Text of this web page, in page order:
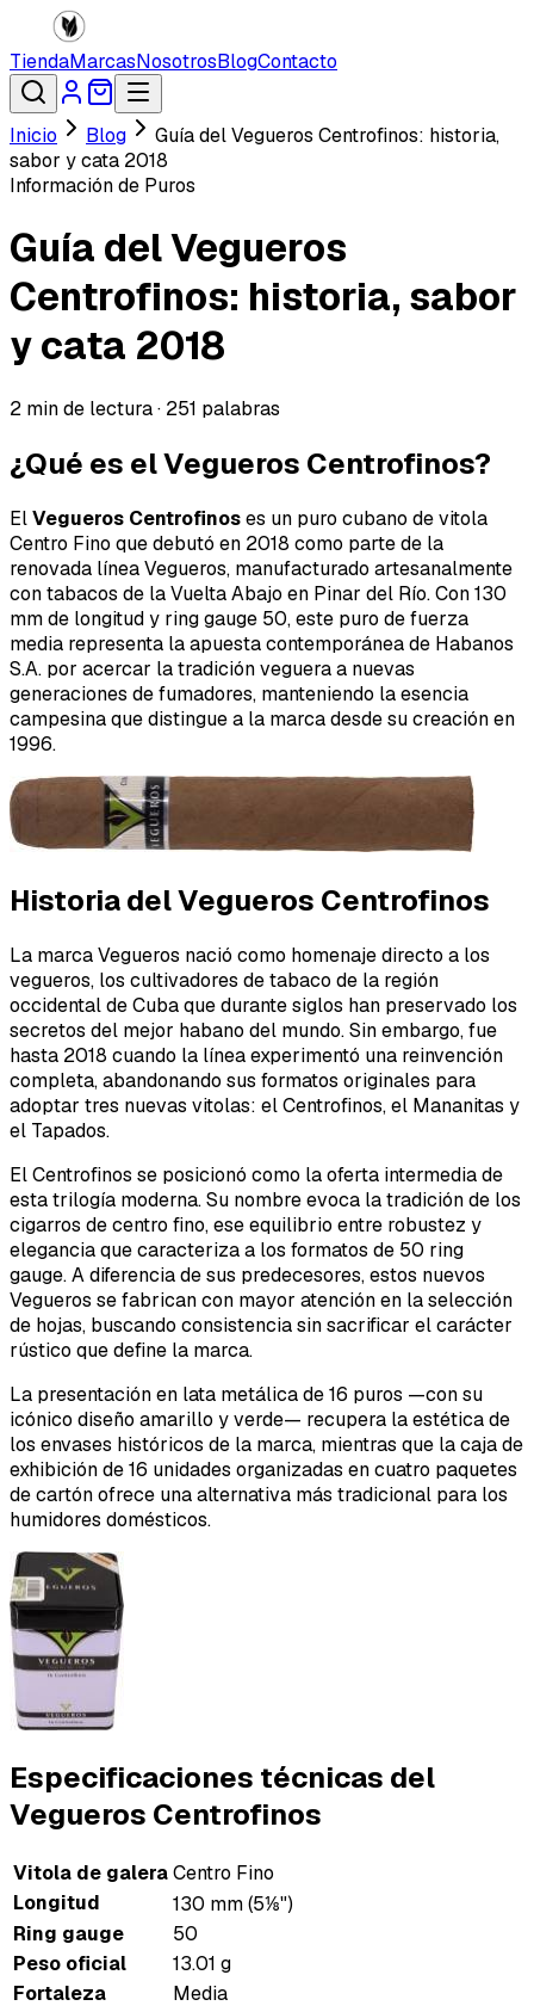
TiendaMarcasNosotrosBlogContacto
Inicio Blog
Guía del Vegueros Centrofinos: historia,
sabor y cata 2018
Información de Puros
Guía del Vegueros
Centrofinos: historia, sabor
y cata 2018
2 min de lectura · 251 palabras
¿Qué es el Vegueros Centrofinos?
ElVegueros Centrofinoses un puro cubano de vitola
Centro Fino que debutó en 2018 como parte de la
renovada línea Vegueros, manufacturado artesanalmente
con tabacos de la Vuelta Abajo en Pinar del Río. Con 130
mm de longitud y ring gauge 50, este puro de fuerza
media representa la apuesta contemporánea de Habanos
S.A. por acercar la tradición veguera a nuevas
generaciones de fumadores, manteniendo la esencia
campesina que distingue a la marca desde su creación en
1996.
Historia del Vegueros Centrofinos
La marca Vegueros nació como homenaje directo a los
vegueros, los cultivadores de tabaco de la región
occidental de Cuba que durante siglos han preservado los
secretos del mejor habano del mundo. Sin embargo, fue
hasta 2018 cuando la línea experimentó una reinvención
completa, abandonando sus formatos originales para
adoptar tres nuevas vitolas: el Centrofinos, el Mananitas y
el Tapados.
El Centrofinos se posicionó como la oferta intermedia de
esta trilogía moderna. Su nombre evoca la tradición de los
cigarros de centro fino, ese equilibrio entre robustez y
elegancia que caracteriza a los formatos de 50 ring
gauge. A diferencia de sus predecesores, estos nuevos
Vegueros se fabrican con mayor atención en la selección
de hojas, buscando consistencia sin sacrificar el carácter
rústico que define la marca.
La presentación en lata metálica de 16 puros —con su
icónico diseño amarillo y verde— recupera la estética de
los envases históricos de la marca, mientras que la caja de
exhibición de 16 unidades organizadas en cuatro paquetes
de cartón ofrece una alternativa más tradicional para los
humidores domésticos.
Especificaciones técnicas del
Vegueros Centrofinos
Vitola de galeraCentro Fino
Longitud
130 mm (5⅛")
Ring gauge
50
Peso oficial
13.01 g
Fortaleza
Media